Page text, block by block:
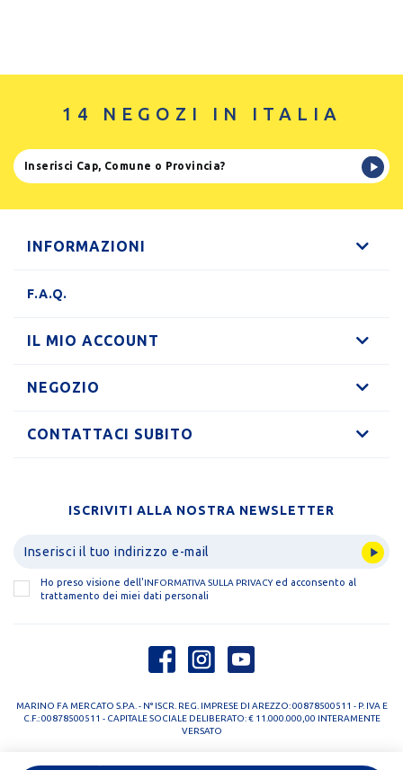
14 NEGOZI IN ITALIA
INFORMAZIONI
F.A.Q.
IL MIO ACCOUNT
NEGOZIO
CONTATTACI SUBITO
ISCRIVITI ALLA NOSTRA NEWSLETTER
Ho preso visione dell'INFORMATIVA SULLA PRIVACYed acconsento al
trattamento dei miei dati personali
MARINO FA MERCATO S.P.A. - N° ISCR. REG. IMPRESE DI AREZZO: 00878500511 - P. IVA E
C.F.: 00878500511 - CAPITALE SOCIALE DELIBERATO: € 11.000.000,00 INTERAMENTE
VERSATO